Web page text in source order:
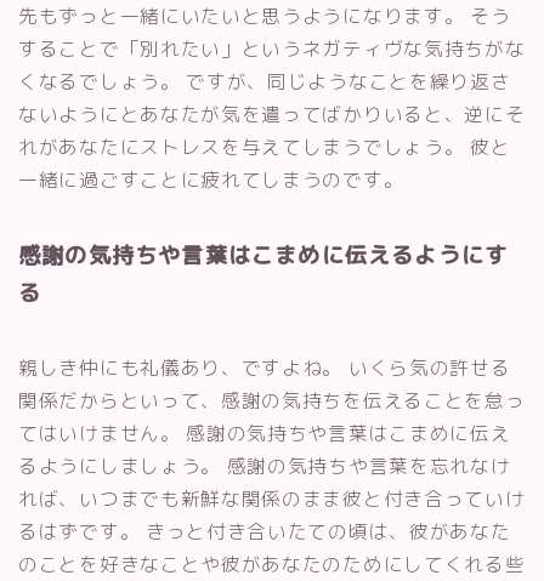
先もずっと一緒にいたいと思うようになります。 そう
することで「別れたい」というネガティヴな気持ちがな
くなるでしょう。 ですが、同じようなことを繰り返さ
ないようにとあなたが気を遣ってばかりいると、逆にそ
れがあなたにストレスを与えてしまうでしょう。 彼と
一緒に過ごすことに疲れてしまうのです。
感謝の気持ちや言葉はこまめに伝えるようにす
る
親しき仲にも礼儀あり、ですよね。 いくら気の許せる
関係だからといって、感謝の気持ちを伝えることを怠っ
てはいけません。 感謝の気持ちや言葉はこまめに伝え
るようにしましょう。 感謝の気持ちや言葉を忘れなけ
れば、いつまでも新鮮な関係のまま彼と付き合っていけ
るはずです。 きっと付き合いたての頃は、彼があなた
のことを好きなことや彼があなたのためにしてくれる些